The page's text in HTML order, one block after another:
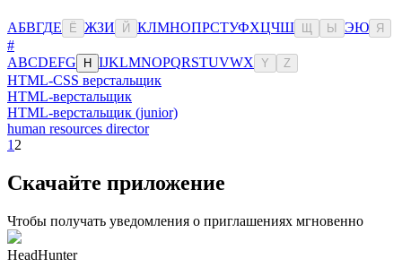
АБВГДЕ Ё ЖЗИ Й КЛМНОПРСТУФХЦЧШ Ы ЭЮ Я
#
ABCDEFG H IJKLMNOPQRSTUVWX Y Z
HTML-CSS верстальщик
HTML-верстальщик
HTML-верстальщик (junior)
human resources director
1 2
Скачайте приложение
Чтобы получать уведомления о приглашениях мгновенно
HeadHunter